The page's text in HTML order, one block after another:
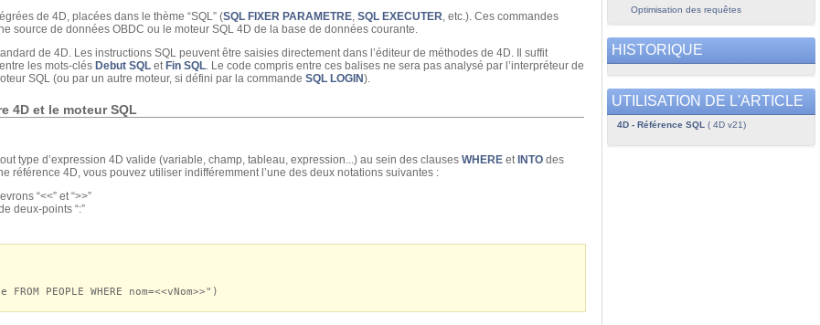
de 4D, placées dans le thème “SQL” (SQL FIXER PARAMETRE, SQL EXECUTER, etc.). Ces commandes
source de données OBDC ou le moteur SQL 4D de la base de données courante.
de 4D. Les instructions SQL peuvent être saisies directement dans l’éditeur de méthodes de 4D. Il suffit
les mots-clés Debut SQL et Fin SQL. Le code compris entre ces balises ne sera pas analysé par l’interpréteur de
SQL (ou par un autre moteur, si défini par la commande SQL LOGIN).
4D et le moteur SQL
type d’expression 4D valide (variable, champ, tableau, expression...) au sein des clauses WHERE et INTO des
référence 4D, vous pouvez utiliser indifféremment l’une des deux notations suivantes :
“<<” et “>>”
deux-points “:”
FROM PEOPLE WHERE nom=<<vNom>>")
Optimisation des requêtes
HISTORIQUE
UTILISATION DE L'ARTICLE
4D - Référence SQL ( 4D v21)